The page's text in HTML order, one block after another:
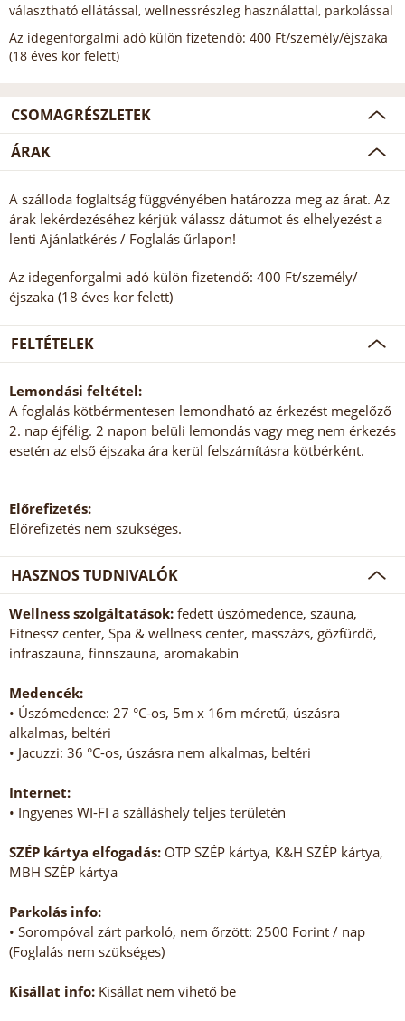
választható ellátással, wellnessrészleg használattal, parkolással
Az idegenforgalmi adó külön fizetendő: 400 Ft/személy/éjszaka
(18 éves kor felett)
CSOMAGRÉSZLETEK
ÁRAK
A szálloda foglaltság függvényében határozza meg az árat. Az
árak lekérdezéséhez kérjük válassz dátumot és elhelyezést a
lenti Ajánlatkérés / Foglalás űrlapon!
Az idegenforgalmi adó külön fizetendő: 400 Ft/személy/
éjszaka (18 éves kor felett)
FELTÉTELEK
Lemondási feltétel:
A foglalás kötbérmentesen lemondható az érkezést megelőző
2. nap éjfélig. 2 napon belüli lemondás vagy meg nem érkezés
esetén az első éjszaka ára kerül felszámításra kötbérként.
Előrefizetés:
Előrefizetés nem szükséges.
HASZNOS TUDNIVALÓK
Wellness szolgáltatások: fedett úszómedence, szauna,
Fitnessz center, Spa & wellness center, masszázs, gőzfürdő,
infraszauna, finnszauna, aromakabin
Medencék:
• Úszómedence: 27 °C-os, 5m x 16m méretű, úszásra
alkalmas, beltéri
• Jacuzzi: 36 °C-os, úszásra nem alkalmas, beltéri
Internet:
• Ingyenes WI-FI a szálláshely teljes területén
SZÉP kártya elfogadás: OTP SZÉP kártya, K&H SZÉP kártya,
MBH SZÉP kártya
Parkolás info:
• Sorompóval zárt parkoló, nem őrzött: 2500 Forint / nap
(Foglalás nem szükséges)
Kisállat info: Kisállat nem vihető be